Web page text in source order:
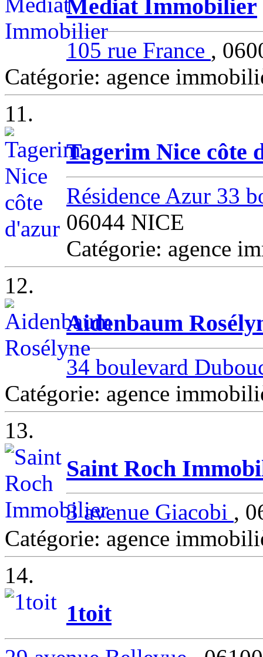
Mediat Immobilier
105 rue France ,
Catégorie: agence
11.
Tagerim Nice côte
Résidence Azur 33
06044 NICE
Catégorie: agence
12.
Aidenbaum
34 boulevard
Catégorie: agence
13.
Saint Roch
3 avenue Giacobi ,
Catégorie: agence
14.
1toit